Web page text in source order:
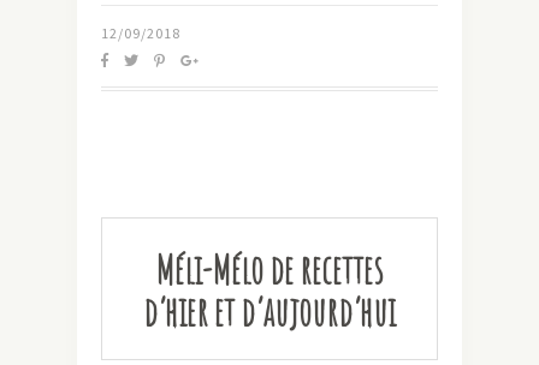
12/09/2018
Méli-Mélo de recettes
d’hier et d’aujourd’hui